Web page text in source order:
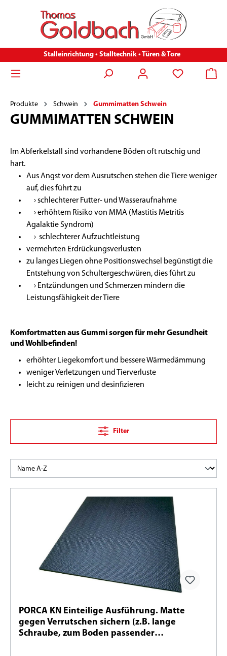
Stalleinrichtung • Stalltechnik • Türen & Tore
Produkte Schwein Gummimatten Schwein
GUMMIMATTEN SCHWEIN
Im Abferkelstall sind vorhandene Böden oft rutschig und
hart.
Aus Angst vor dem Ausrutschen stehen die Tiere weniger
auf, dies führt zu
› schlechterer Futter- und Wasseraufnahme
› erhöhtem Risiko von MMA (Mastitis Metritis
Agalaktie Syndrom)
› schlechterer Aufzuchtleistung
vermehrten Erdrückungsverlusten
zu langes Liegen ohne Positionswechsel begünstigt die
Entstehung von Schultergeschwüren, dies führt zu
› Entzündungen und Schmerzen mindern die
Leistungsfähigkeit der Tiere
Komfortmatten aus Gummi sorgen für mehr Gesundheit
und Wohlbefinden!
erhöhter Liegekomfort und bessere Wärmedämmung
weniger Verletzungen und Tierverluste
leicht zu reinigen und desinfizieren
Filter
PORCA KN Einteilige Ausführung. Matte
gegen Verrutschen sichern (z.B. lange
Schraube, zum Boden passender